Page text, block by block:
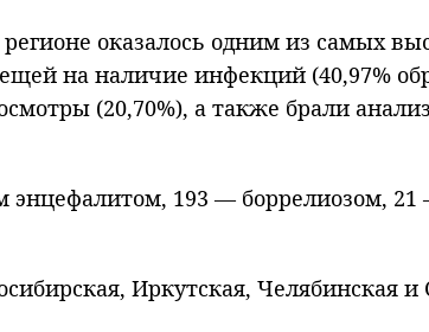
оказалось одним из самых
на наличие инфекций (40,97%
(20,70%), а также брали
энцефалитом, 193 — боррелиозом,
Иркутская, Челябинская и